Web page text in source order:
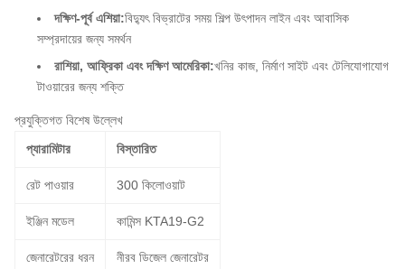
দক্ষিণ-পূর্ব এশিয়া:বিদ্যুৎ বিভ্রাটের সময় শিল্প উৎপাদন লাইন এবং আবাসিক
সম্প্রদায়ের জন্য সমর্থন
রাশিয়া, আফ্রিকা এবং দক্ষিণ আমেরিকা:খনির কাজ, নির্মাণ সাইট এবং টেলিযোগাযোগ
টাওয়ারের জন্য শক্তি
প্রযুক্তিগত বিশেষ উল্লেখ
প্যারামিটার
বিস্তারিত
রেট পাওয়ার 300 কিলোওয়াট
ইঞ্জিন মডেল কামিন্স KTA19-G2
জেনারেটরের ধরন নীরব ডিজেল জেনারেটর